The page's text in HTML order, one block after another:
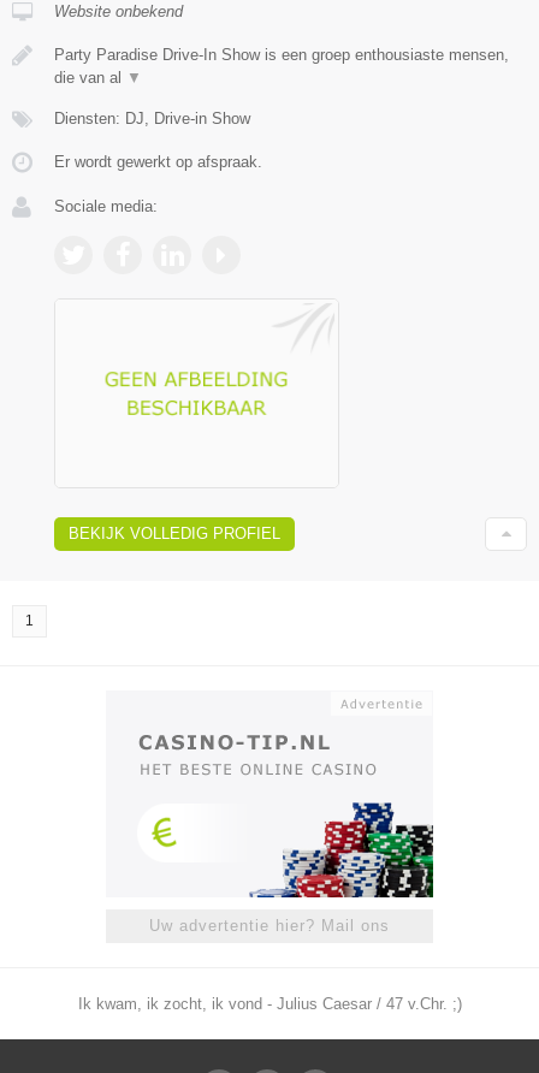
Website onbekend
Party Paradise Drive-In Show is een groep enthousiaste mensen,
die van al ▼
Diensten: DJ, Drive-in Show
Er wordt gewerkt op afspraak.
Sociale media:
BEKIJK VOLLEDIG PROFIEL
1
Uw advertentie hier? Mail ons
Ik kwam, ik zocht, ik vond - Julius Caesar / 47 v.Chr. ;)